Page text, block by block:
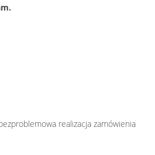
realizacja zamówienia